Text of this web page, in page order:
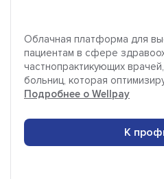
Облачная платформа для
пациентам в сфере
частнопрактикующих
больниц, которая
Подробнее о Wellpay
К